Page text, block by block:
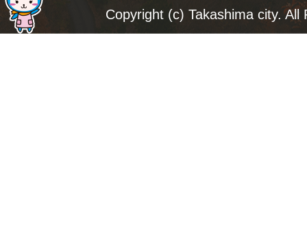
ジ
Copyright (c) Takashima city. All